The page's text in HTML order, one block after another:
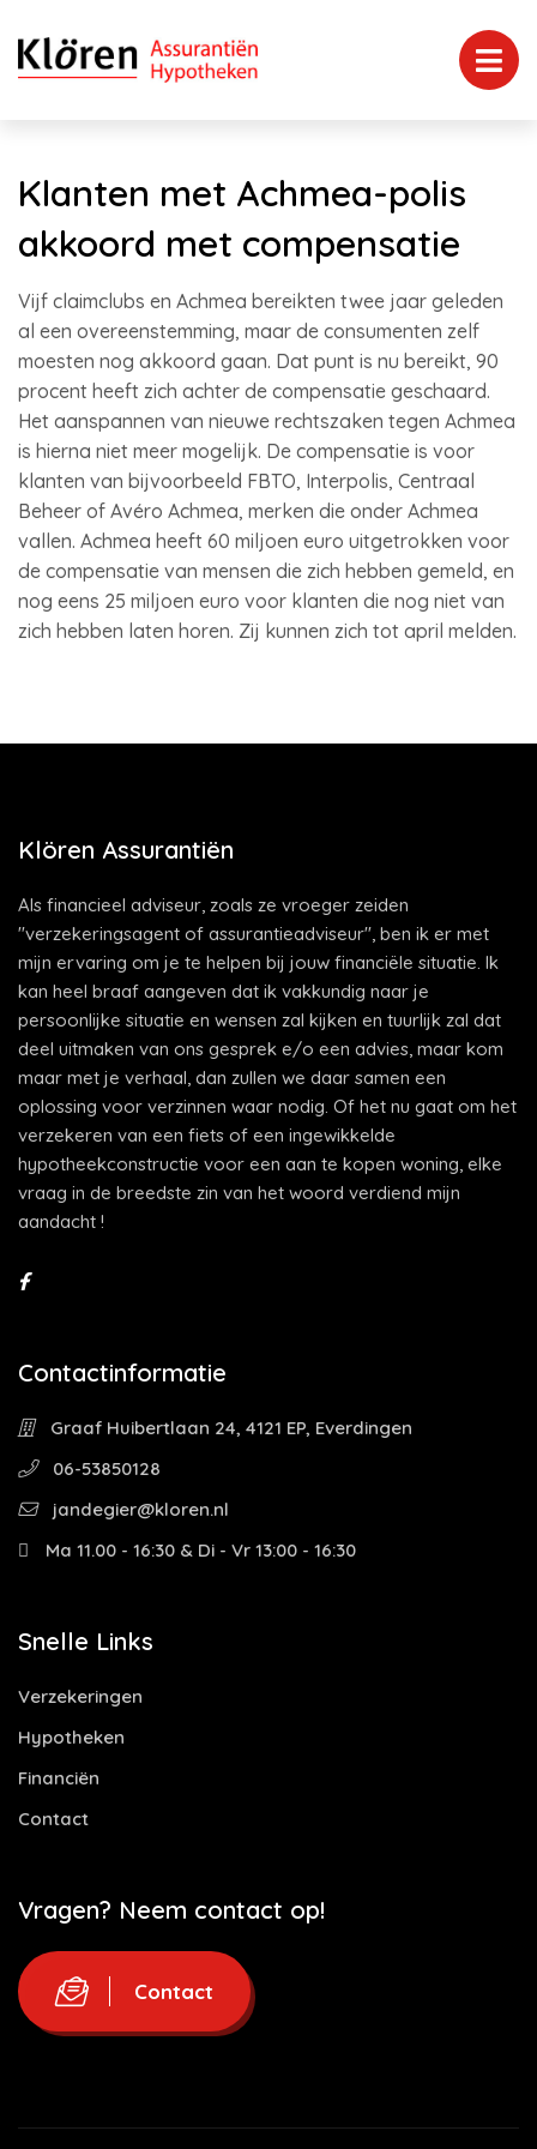
Klanten met Achmea-polis
akkoord met compensatie
Vijf claimclubs en Achmea bereikten twee jaar geleden
al een overeenstemming, maar de consumenten zelf
moesten nog akkoord gaan. Dat punt is nu bereikt, 90
procent heeft zich achter de compensatie geschaard.
Het aanspannen van nieuwe rechtszaken tegen Achmea
is hierna niet meer mogelijk. De compensatie is voor
klanten van bijvoorbeeld FBTO, Interpolis, Centraal
Beheer of Avéro Achmea, merken die onder Achmea
vallen. Achmea heeft 60 miljoen euro uitgetrokken voor
de compensatie van mensen die zich hebben gemeld, en
nog eens 25 miljoen euro voor klanten die nog niet van
zich hebben laten horen. Zij kunnen zich tot april melden.
Klören Assurantiën
Als financieel adviseur, zoals ze vroeger zeiden
"verzekeringsagent of assurantieadviseur", ben ik er met
mijn ervaring om je te helpen bij jouw financiële situatie. Ik
kan heel braaf aangeven dat ik vakkundig naar je
persoonlijke situatie en wensen zal kijken en tuurlijk zal dat
deel uitmaken van ons gesprek e/o een advies, maar kom
maar met je verhaal, dan zullen we daar samen een
oplossing voor verzinnen waar nodig. Of het nu gaat om het
verzekeren van een fiets of een ingewikkelde
hypotheekconstructie voor een aan te kopen woning, elke
vraag in de breedste zin van het woord verdiend mijn
aandacht !
Contactinformatie
Graaf Huibertlaan 24, 4121 EP, Everdingen
06-53850128
jandegier@kloren.nl
Ma 11.00 - 16:30 & Di - Vr 13:00 - 16:30
Snelle Links
Verzekeringen
Hypotheken
Financiën
Contact
Vragen? Neem contact op!
Contact